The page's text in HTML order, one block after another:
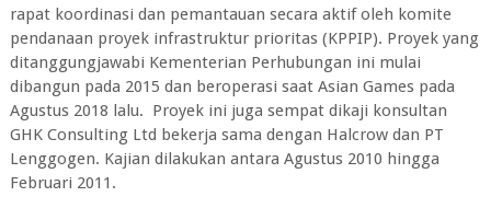
rapat koordinasi dan pemantauan secara aktif oleh komite
pendanaan proyek infrastruktur prioritas (KPPIP). Proyek yang
ditanggungjawabi Kementerian Perhubungan ini mulai
dibangun pada 2015 dan beroperasi saat Asian Games pada
Agustus 2018 lalu. Proyek ini juga sempat dikaji konsultan
GHK Consulting Ltd bekerja sama dengan Halcrow dan PT
Lenggogen. Kajian dilakukan antara Agustus 2010 hingga
Februari 2011.